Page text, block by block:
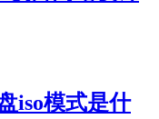
iso模式是什